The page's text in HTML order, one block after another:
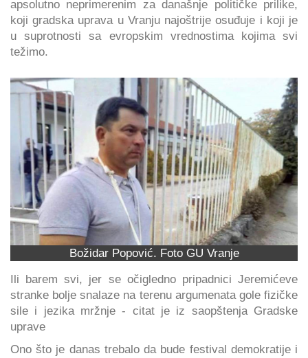
apsolutno neprimerenim za današnje političke prilike,
koji gradska uprava u Vranju najoštrije osuđuje i koji je
u suprotnosti sa evropskim vrednostima kojima svi
težimo.
Božidar Popović. Foto GU Vranje
Ili barem svi, jer se očigledno pripadnici Jeremićeve
stranke bolje snalaze na terenu argumenata gole fizičke
sile i jezika mržnje - citat je iz saopštenja Gradske
uprave
Ono što je danas trebalo da bude festival demokratije i